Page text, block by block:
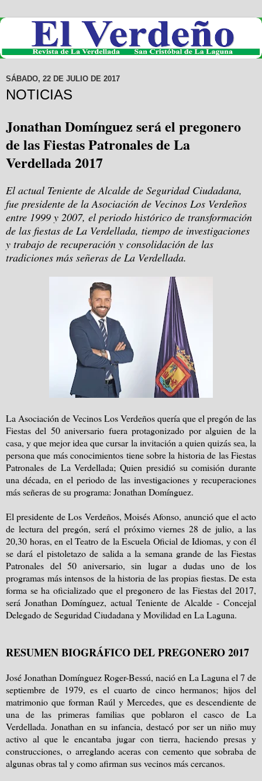
SÁBADO, 22 DE JULIO DE 2017
NOTICIAS
Jonathan Domínguez será el pregonero
de las Fiestas Patronales de La
Verdellada 2017
El actual Teniente de Alcalde de Seguridad Ciudadana,
fue presidente de la Asociación de Vecinos Los Verdeños
entre 1999 y 2007, el periodo histórico de transformación
de las fiestas de La Verdellada, tiempo de investigaciones
y trabajo de recuperación y consolidación de las
tradiciones más señeras de La Verdellada.
La Asociación de Vecinos Los Verdeños quería que el pregón de las
Fiestas del 50 aniversario fuera protagonizado por alguien de la
casa, y que mejor idea que cursar la invitación a quien quizás sea, la
persona que más conocimientos tiene sobre la historia de las Fiestas
Patronales de La Verdellada; Quien presidió su comisión durante
una década, en el periodo de las investigaciones y recuperaciones
más señeras de su programa: Jonathan Domínguez.
El presidente de Los Verdeños, Moisés Afonso, anunció que el acto
de lectura del pregón, será el próximo viernes 28 de julio, a las
20,30 horas, en el Teatro de la Escuela Oficial de Idiomas, y con él
se dará el pistoletazo de salida a la semana grande de las Fiestas
Patronales del 50 aniversario, sin lugar a dudas uno de los
programas más intensos de la historia de las propias fiestas. De esta
forma se ha oficializado que el pregonero de las Fiestas del 2017,
será Jonathan Domínguez, actual Teniente de Alcalde - Concejal
Delegado de Seguridad Ciudadana y Movilidad en La Laguna.
RESUMEN BIOGRÁFICO DEL PREGONERO 2017
José Jonathan Domínguez Roger-Bessú, nació en La Laguna el 7 de
septiembre de 1979, es el cuarto de cinco hermanos; hijos del
matrimonio que forman Raúl y Mercedes, que es descendiente de
una de las primeras familias que poblaron el casco de La
Verdellada. Jonathan en su infancia, destacó por ser un niño muy
activo al que le encantaba jugar con tierra, haciendo presas y
construcciones, o arreglando aceras con cemento que sobraba de
algunas obras tal y como afirman sus vecinos más cercanos.